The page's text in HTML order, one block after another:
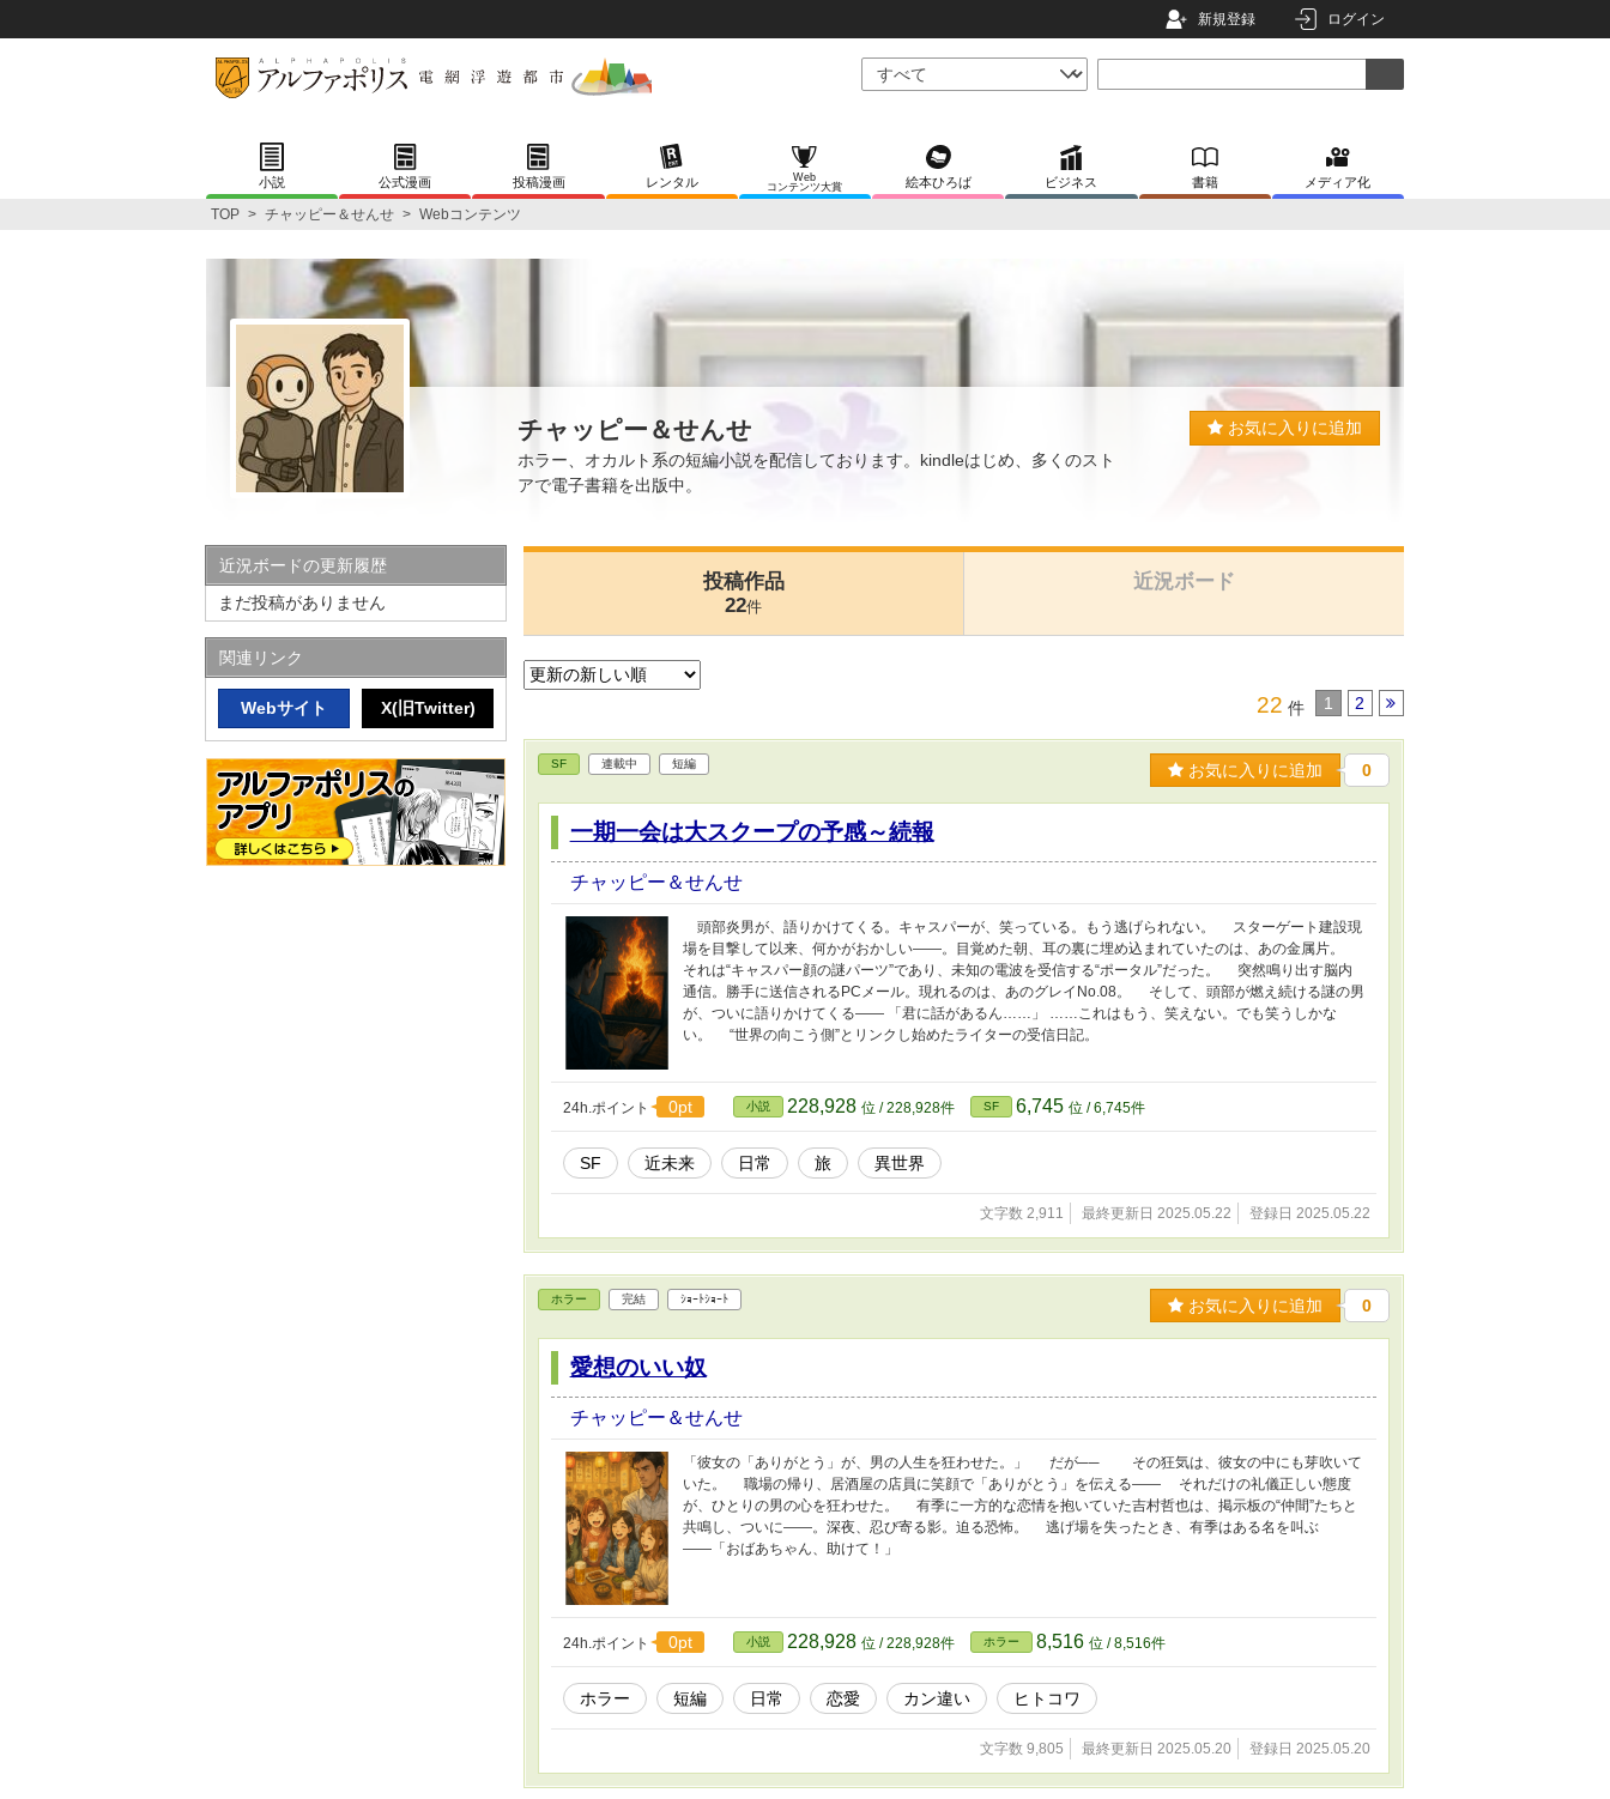
新規登録 ログイン
小説 公式漫画 投稿漫画 レンタル
Web
コンテンツ大賞
絵本ひろば ビジネス 書籍 メディア化
TOP > チャッピー＆せんせ > Webコンテンツ
チャッピー＆せんせ
ホラー、オカルト系の短編小説を配信しております。kindleはじめ、多くのスト
アで電子書籍を出版中。
お気に入りに追加
投稿作品
22件
近況ボード
22 件 1 2
SF 連載中 短編 お気に入りに追加 0
一期一会は大スクープの予感～続報
チャッピー＆せんせ
頭部炎男が、語りかけてくる。キャスパーが、笑っている。もう逃げられない。 スターゲート建設現
場を目撃して以来、何かがおかしい――。目覚めた朝、耳の裏に埋め込まれていたのは、あの金属片。
それは“キャスパー顔の謎パーツ”であり、未知の電波を受信する“ポータル”だった。 突然鳴り出す脳内
通信。勝手に送信されるPCメール。現れるのは、あのグレイNo.08。 そして、頭部が燃え続ける謎の男
が、ついに語りかけてくる―― 「君に話があるん……」 ……これはもう、笑えない。でも笑うしかな
い。 “世界の向こう側”とリンクし始めたライターの受信日記。
24h.ポイント 0pt 小説 228,928 位 / 228,928件 SF 6,745 位 / 6,745件
SF 近未来 日常 旅 異世界
文字数 2,911 最終更新日 2025.05.22 登録日 2025.05.22
ホラー 完結 ｼｮｰﾄｼｮｰﾄ お気に入りに追加 0
愛想のいい奴
チャッピー＆せんせ
「彼女の「ありがとう」が、男の人生を狂わせた。」 だが── その狂気は、彼女の中にも芽吹いて
いた。 職場の帰り、居酒屋の店員に笑顔で「ありがとう」を伝える―― それだけの礼儀正しい態度
が、ひとりの男の心を狂わせた。 有季に一方的な恋情を抱いていた吉村哲也は、掲示板の“仲間”たちと
共鳴し、ついに――。深夜、忍び寄る影。迫る恐怖。 逃げ場を失ったとき、有季はある名を叫ぶ
――「おばあちゃん、助けて！」
24h.ポイント 0pt 小説 228,928 位 / 228,928件 ホラー 8,516 位 / 8,516件
ホラー 短編 日常 恋愛 カン違い ヒトコワ
文字数 9,805 最終更新日 2025.05.20 登録日 2025.05.20
近況ボードの更新履歴
まだ投稿がありません
関連リンク
Webサイト X(旧Twitter)